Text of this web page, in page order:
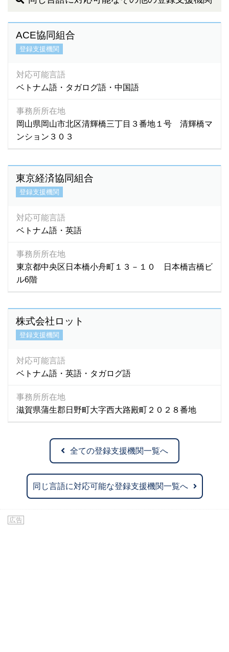
ACE協同組合
登録支援機関
対応可能言語
ベトナム語・タガログ語・中国語
事務所所在地
岡山県岡山市北区清輝橋三丁目３番地１号 清輝橋マ
ンション３０３
東京経済協同組合
登録支援機関
対応可能言語
ベトナム語・英語
事務所所在地
東京都中央区日本橋小舟町１３－１０ 日本橋吉橋ビ
ル6階
株式会社ロット
登録支援機関
対応可能言語
ベトナム語・英語・タガログ語
事務所所在地
滋賀県蒲生郡日野町大字西大路殿町２０２８番地
全ての登録支援機関一覧へ
同じ言語に対応可能な登録支援機関一覧へ
広告